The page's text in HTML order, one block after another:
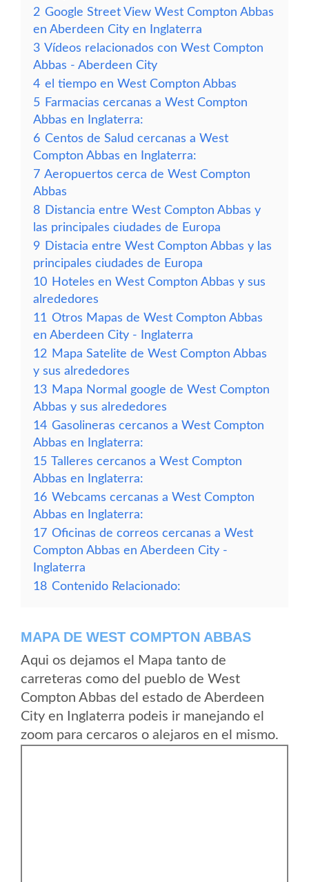
2 Google Street View West Compton Abbas
en Aberdeen City en Inglaterra
3 Vídeos relacionados con West Compton
Abbas - Aberdeen City
4 el tiempo en West Compton Abbas
5 Farmacias cercanas a West Compton
Abbas en Inglaterra:
6 Centos de Salud cercanas a West
Compton Abbas en Inglaterra:
7 Aeropuertos cerca de West Compton
Abbas
8 Distancia entre West Compton Abbas y
las principales ciudades de Europa
9 Distacia entre West Compton Abbas y las
principales ciudades de Europa
10 Hoteles en West Compton Abbas y sus
alrededores
11 Otros Mapas de West Compton Abbas
en Aberdeen City - Inglaterra
12 Mapa Satelite de West Compton Abbas
y sus alrededores
13 Mapa Normal google de West Compton
Abbas y sus alrededores
14 Gasolineras cercanos a West Compton
Abbas en Inglaterra:
15 Talleres cercanos a West Compton
Abbas en Inglaterra:
16 Webcams cercanas a West Compton
Abbas en Inglaterra:
17 Oficinas de correos cercanas a West
Compton Abbas en Aberdeen City -
Inglaterra
18 Contenido Relacionado:
MAPA DE WEST COMPTON ABBAS
Aqui os dejamos el Mapa tanto de
carreteras como del pueblo de West
Compton Abbas del estado de Aberdeen
City en Inglaterra podeis ir manejando el
zoom para cercaros o alejaros en el mismo.